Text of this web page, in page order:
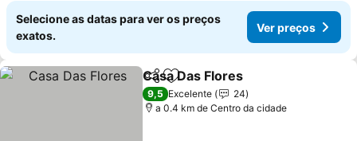
Selecione as datas para ver os preços
exatos.
Ver preços
PartilharAdicionar aos favoritos
Casa Das Flores
9,5 Excelente
24
a 0.4 km de Centro da cidade